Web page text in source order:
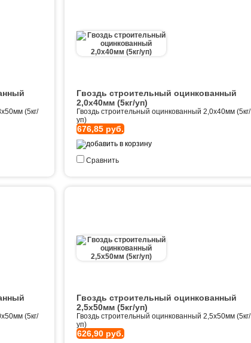
(5кг/
Гвоздь строительный оцинкованный
2,0х40мм (5кг/уп)
Гвоздь строительный оцинкованный 2,0х40мм (5кг/
уп)
676,85 руб.
Сравнить
(5кг/
Гвоздь строительный оцинкованный
2,5х50мм (5кг/уп)
Гвоздь строительный оцинкованный 2,5х50мм (5кг/
уп)
626,90 руб.